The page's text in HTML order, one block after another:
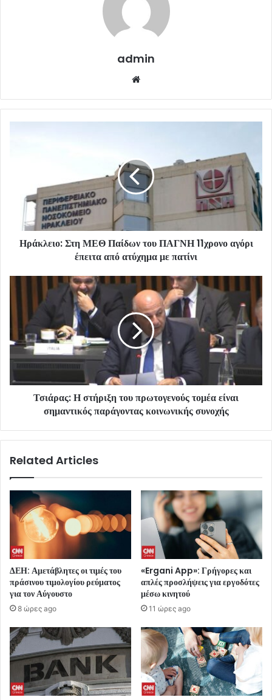
admin
Ηράκλειο: Στη ΜΕΘ Παίδων του ΠΑΓΝΗ 11χρονο αγόρι
έπειτα από ατύχημα με πατίνι
Τσιάρας: Η στήριξη του πρωτογενούς τομέα είναι
σημαντικός παράγοντας κοινωνικής συνοχής
Related Articles
ΔΕΗ: Αμετάβλητες οι τιμές του
πράσινου τιμολογίου ρεύματος
για τον Αύγουστο
8 ώρες ago
«Ergani App»: Γρήγορες και
απλές προσλήψεις για εργοδότες
μέσω κινητού
11 ώρες ago